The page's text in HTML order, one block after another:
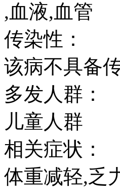
,血液,血管
传染性：
该病不具备
多发人群：
儿童人群
相关症状：
体重减轻,乏